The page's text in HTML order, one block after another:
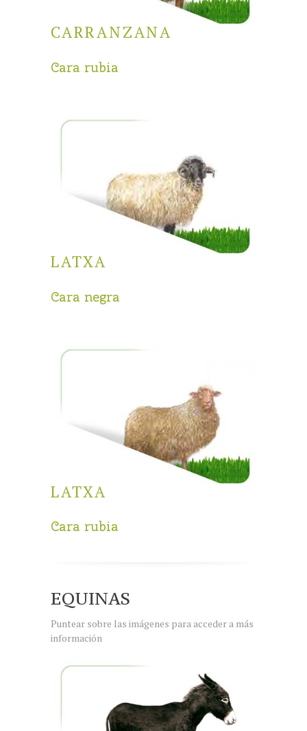
CARRANZANA
Cara rubia
LATXA
Cara negra
LATXA
Cara rubia
EQUINAS
Puntear sobre las imágenes para acceder a más
información